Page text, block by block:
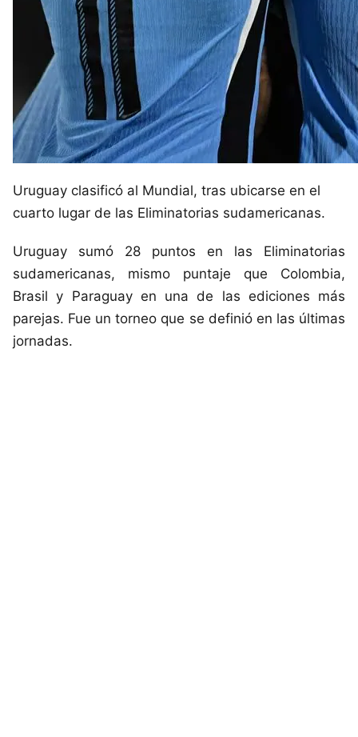
Uruguay clasificó al Mundial, tras ubicarse en el
cuarto lugar de las Eliminatorias sudamericanas.
Uruguay sumó 28 puntos en las Eliminatorias
sudamericanas, mismo puntaje que Colombia,
Brasil y Paraguay en una de las ediciones más
parejas. Fue un torneo que se definió en las últimas
jornadas.